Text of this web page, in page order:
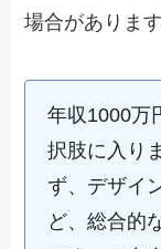
場合があります
年収1000万
択肢に入り
ず、デザイ
ど、総合的